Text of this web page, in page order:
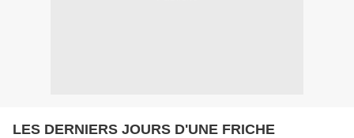
LES DERNIERS JOURS D'UNE FRICHE